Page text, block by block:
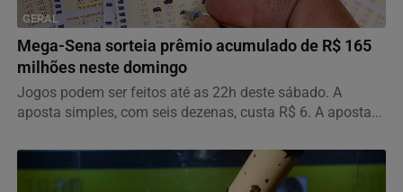
GERAL
Mega-Sena sorteia prêmio acumulado de R$ 165
milhões neste domingo
Jogos podem ser feitos até as 22h deste sábado. A
aposta simples, com seis dezenas, custa R$ 6. A aposta...